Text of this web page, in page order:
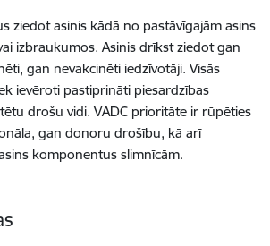
ziedot asinis kādā no pastāvīgajām asins
izbraukumos. Asinis drīkst ziedot gan
gan nevakcinēti iedzīvotāji. Visās
ievēroti pastiprināti piesardzības
drošu vidi. VADC prioritāte ir rūpēties
gan donoru drošību, kā arī
komponentus slimnīcām.